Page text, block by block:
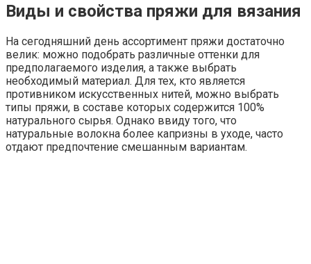
Виды и свойства пряжи для вязания
На сегодняшний день ассортимент пряжи достаточно
велик: можно подобрать различные оттенки для
предполагаемого изделия, а также выбрать
необходимый материал. Для тех, кто является
противником искусственных нитей, можно выбрать
типы пряжи, в составе которых содержится 100%
натурального сырья. Однако ввиду того, что
натуральные волокна более капризны в уходе, часто
отдают предпочтение смешанным вариантам.